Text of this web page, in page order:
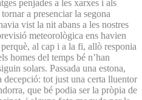
penjades a les xarxes i als
a presenciar la segona
vist la nit abans a les nostres
meteorològica ens havien
al cap i a la fi, allò responia
homes del temps bé n’han
solars. Passada una estona,
decepció: tot just una certa lluentor
que bé podia ser la pròpia de